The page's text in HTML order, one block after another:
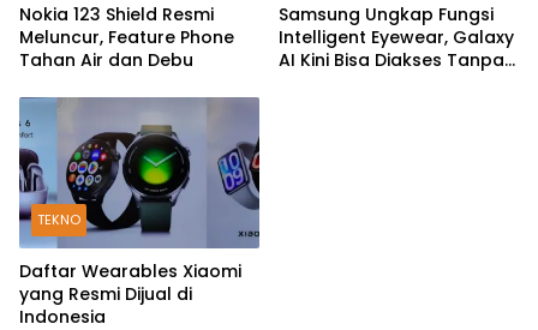
Nokia 123 Shield Resmi
Meluncur, Feature Phone
Tahan Air dan Debu
Samsung Ungkap Fungsi
Intelligent Eyewear, Galaxy
AI Kini Bisa Diakses Tanpa
TEKNO
Daftar Wearables Xiaomi
yang Resmi Dijual di
Indonesia